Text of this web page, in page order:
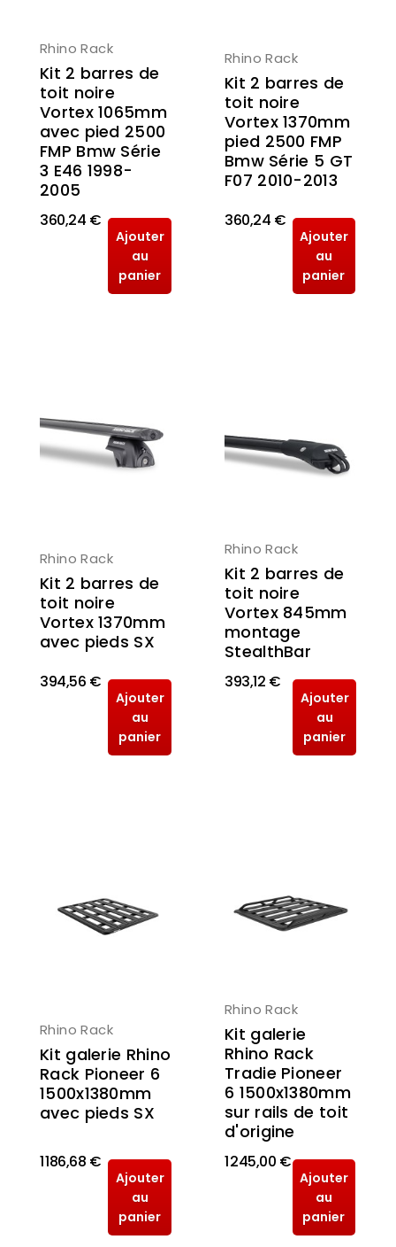
Rhino Rack
Kit 2 barres de
toit noire
Vortex 1065mm
avec pied 2500
FMP Bmw Série
3 E46 1998-
2005
360,24 €
Ajouter
au
panier
Rhino Rack
Kit 2 barres de
toit noire
Vortex 1370mm
pied 2500 FMP
Bmw Série 5 GT
F07 2010-2013
360,24 €
Ajouter
au
panier
Rhino Rack
Kit 2 barres de
toit noire
Vortex 1370mm
avec pieds SX
394,56 €
Ajouter
au
panier
Rhino Rack
Kit 2 barres de
toit noire
Vortex 845mm
montage
StealthBar
393,12 €
Ajouter
au
panier
Rhino Rack
Kit galerie Rhino
Rack Pioneer 6
1500x1380mm
avec pieds SX
1 186,68 €
Ajouter
au
panier
Rhino Rack
Kit galerie
Rhino Rack
Tradie Pioneer
6 1500x1380mm
sur rails de toit
d'origine
1 245,00 €
Ajouter
au
panier